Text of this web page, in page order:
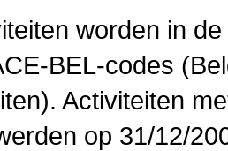
worden in
BEL-codes
Activiteiten
op 31/12/